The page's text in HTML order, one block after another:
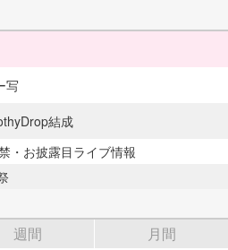
写
結成
・お披露目ライブ情報
週間 月間